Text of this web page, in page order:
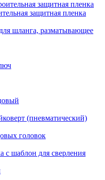
защитная пленка
шланга, разматывающее
(пневматический)
головок
с шаблон для сверления